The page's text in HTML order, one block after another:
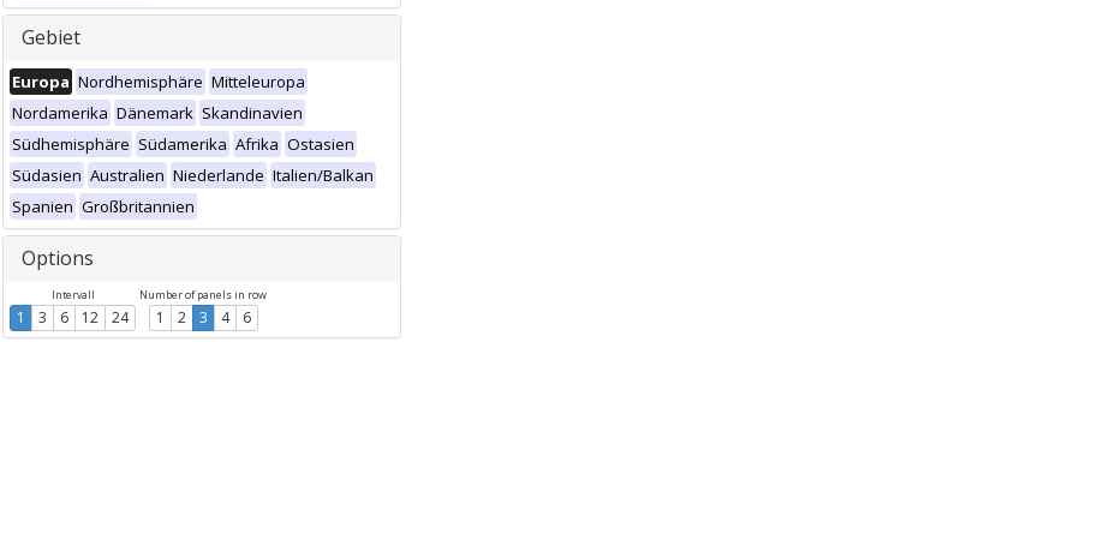
Gebiet
Europa Nordhemisphäre Mitteleuropa
Nordamerika Dänemark Skandinavien
Südhemisphäre Südamerika Afrika Ostasien
Südasien Australien Niederlande Italien/Balkan
Spanien Großbritannien
Options
Intervall
1 3 6 12 24
Number of panels in row
1 2 3 4 6